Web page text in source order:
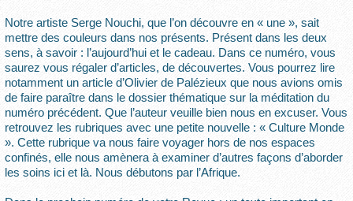
Notre artiste Serge Nouchi, que l’on découvre en « une », sait
mettre des couleurs dans nos présents. Présent dans les deux
sens, à savoir : l’aujourd’hui et le cadeau. Dans ce numéro, vous
saurez vous régaler d’articles, de découvertes. Vous pourrez lire
notamment un article d’Olivier de Palézieux que nous avions omis
de faire paraître dans le dossier thématique sur la méditation du
numéro précédent. Que l’auteur veuille bien nous en excuser. Vous
retrouvez les rubriques avec une petite nouvelle : « Culture Monde
». Cette rubrique va nous faire voyager hors de nos espaces
confinés, elle nous amènera à examiner d’autres façons d’aborder
les soins ici et là. Nous débutons par l’Afrique.